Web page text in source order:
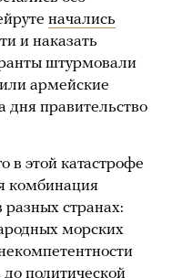
начались
и наказать
штурмовали
армейские
дня правительство
в этой катастрофе
комбинация
разных странах:
морских
политической